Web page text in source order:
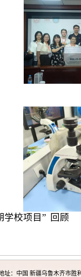
学校项目” 回顾
址：中国 新疆乌鲁木齐市胜